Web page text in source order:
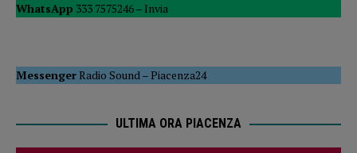
WhatsApp 333 7575246 – Invia
MessengerRadio Sound–Piacenza24
ULTIMA ORA PIACENZA